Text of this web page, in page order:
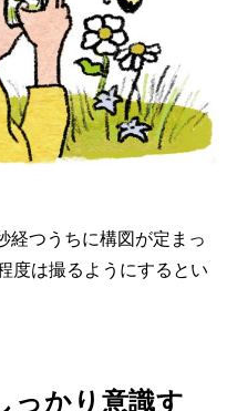
経つうちに構図が定まっ
度は撮るようにするとい
っかり意識す